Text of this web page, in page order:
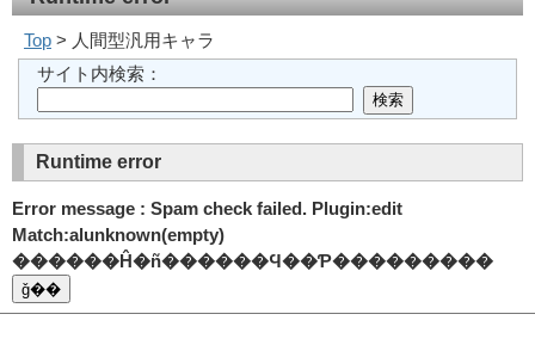
Top > 人間型汎用キャラ
サイト内検索：
Runtime error
Error message : Spam check failed. Plugin:edit
Match:alunknown(empty)
������Ĥ�ñ������Ϥ��Ƥ���������